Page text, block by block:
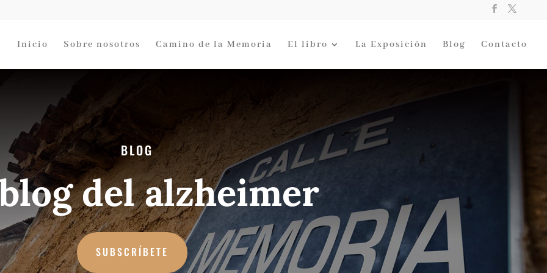
Inicio Sobre nosotros Camino de la Memoria El libro La Exposición Blog Contacto
BLOG
del alzheimer
SUBSCRÍBETE